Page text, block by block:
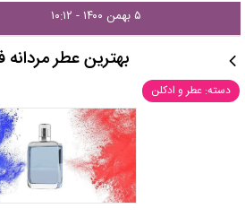
۵ بهمن ۱۴۰۰ - ۱۰:۱۲
بهترین عطر مردانه
دسته: عطر و ادکلن